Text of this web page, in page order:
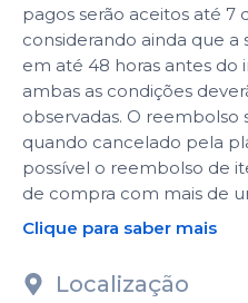
pagos serão aceitos até 7
considerando ainda que a
em até 48 horas antes do
ambas as condições
observadas. O reembolso
quando cancelado pela
possível o reembolso de
de compra com mais de
Clique para saber mais
Localização